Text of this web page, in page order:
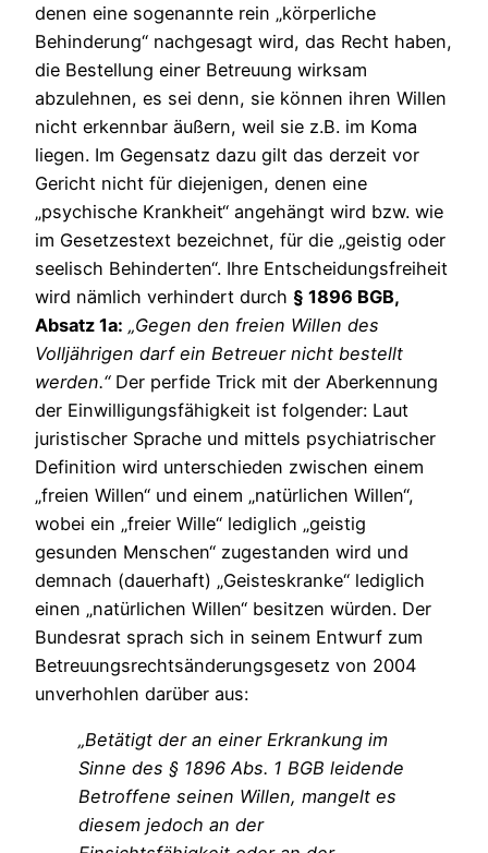
denen eine sogenannte rein „körperliche
Behinderung“ nachgesagt wird, das Recht haben,
die Bestellung einer Betreuung wirksam
abzulehnen, es sei denn, sie können ihren Willen
nicht erkennbar äußern, weil sie z.B. im Koma
liegen. Im Gegensatz dazu gilt das derzeit vor
Gericht nicht für diejenigen, denen eine
„psychische Krankheit“ angehängt wird bzw. wie
im Gesetzestext bezeichnet, für die „geistig oder
seelisch Behinderten“. Ihre Entscheidungsfreiheit
wird nämlich verhindert durch § 1896 BGB,
Absatz 1a: „Gegen den freien Willen des
Volljährigen darf ein Betreuer nicht bestellt
werden.“ Der perfide Trick mit der Aberkennung
der Einwilligungsfähigkeit ist folgender: Laut
juristischer Sprache und mittels psychiatrischer
Definition wird unterschieden zwischen einem
„freien Willen“ und einem „natürlichen Willen“,
wobei ein „freier Wille“ lediglich „geistig
gesunden Menschen“ zugestanden wird und
demnach (dauerhaft) „Geisteskranke“ lediglich
einen „natürlichen Willen“ besitzen würden. Der
Bundesrat sprach sich in seinem Entwurf zum
Betreuungsrechtsänderungsgesetz von 2004
unverhohlen darüber aus:
„Betätigt der an einer Erkrankung im
Sinne des § 1896 Abs. 1 BGB leidende
Betroffene seinen Willen, mangelt es
diesem jedoch an der